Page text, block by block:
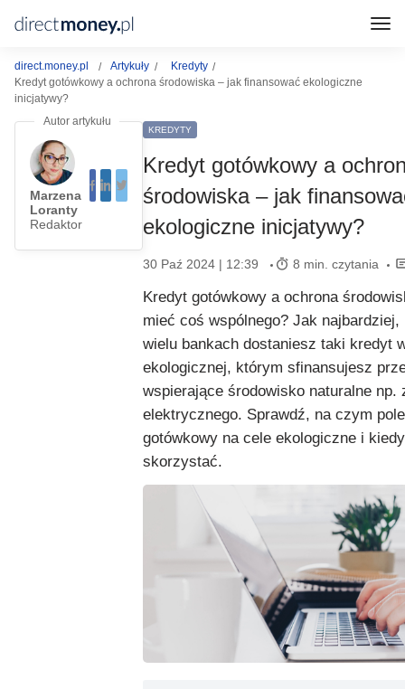
direct.money.pl Artykuły
Kredyty
Kredyt gotówkowy a ochrona środowiska – jak finansować ekologiczne
inicjatywy?
Marzena
Loranty
Redaktor
KREDYTY
Kredyt gotówkowy a
środowiska – jak
ekologiczne inicjatywy?
30 Paź 2024 | 12:39 8 min. czytania
Kredyt gotówkowy a ochrona
mieć coś wspólnego? Jak najbardziej,
wielu bankach dostaniesz taki kredyt
ekologicznej, którym sfinansujesz
wspierające środowisko naturalne np.
elektrycznego. Sprawdź, na czym
gotówkowy na cele ekologiczne i
skorzystać.